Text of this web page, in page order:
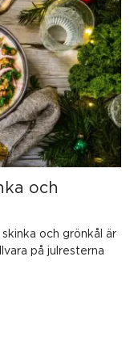
och
och grönkål är
på julresterna